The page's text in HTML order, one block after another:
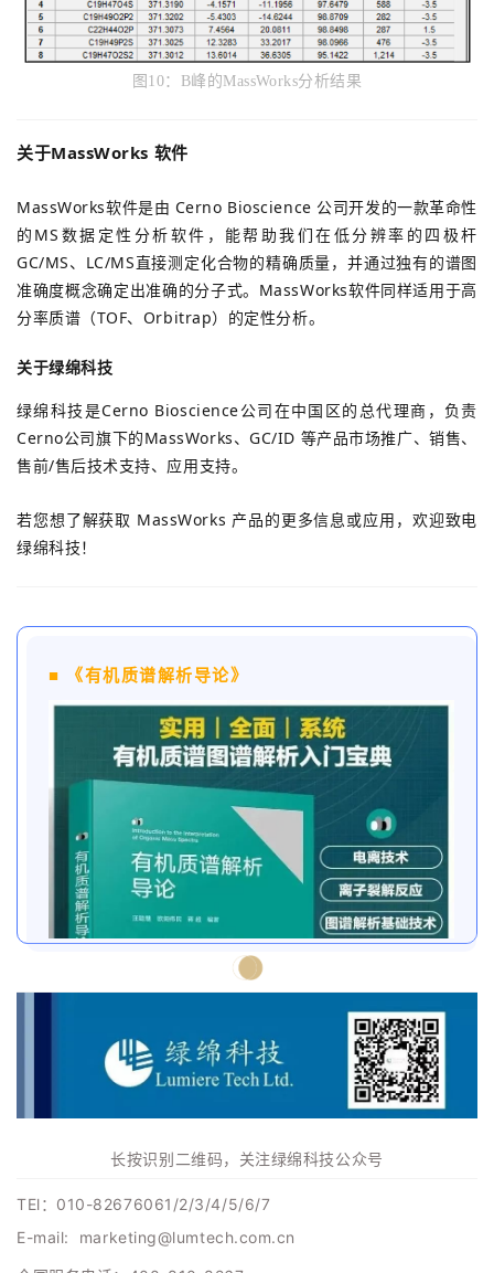
图10： B峰的MassWorks分析结果
关于MassWorks 软件
MassWorks软件是由 Cerno Bioscience 公司开发的一款革命性
的MS数据定性分析软件，能帮助我们在低分辨率的四极杆
GC/MS、LC/MS直接测定化合物的精确质量，并通过独有的谱图
准确度概念确定出准确的分子式。 MassWorks软件同样适用于高
分率质谱（TOF、Orbitrap）的定性分析。
关于绿绵科技
绿绵科技是Cerno Bioscience公司在中国区的总代理商，负责
Cerno公司旗下的MassWorks、GC/ID 等产品市场推广、销售、
售前/售后技术支持、应用支持。
若您想了解获取 MassWorks 产品的更多信息或应用，欢迎致电
绿绵科技！
■ 《有机质谱解析导论》
长按识别二维码，关注绿绵科技公众号
TEl：010-82676061/2/3/4/5/6/7
E-mail: marketing@lumtech.com.cn